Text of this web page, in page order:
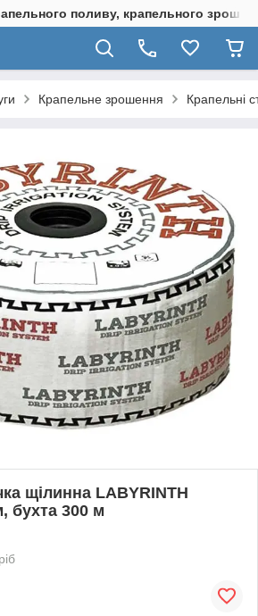
поливу, крапельного
Крапельне зрошення Крапельні
щілинна LABYRINTH
бухта 300 м